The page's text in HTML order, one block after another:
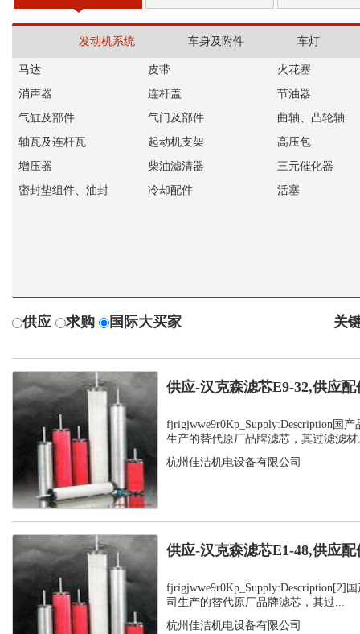
发动机系统 车身及附件 车灯
马达 皮带
火花塞
消声器
连杆盖
节油器
气缸及部件
气门及部件
曲轴、凸轮轴
轴瓦及连杆瓦
起动机支架
高压包
增压器
柴油滤清器
三元催化器
密封垫组件、油封
冷却配件 活塞
供应 求购 国际大买家 关
供应-汉克森滤芯E9-32,供应配
fjrigjwwe9r0Kp_Supply:Description国
生产的替代原厂品牌滤芯，其过滤滤材
杭州佳洁机电设备有限公司
供应-汉克森滤芯E1-48,供应配
fjrigjwwe9r0Kp_Supply:Description[2]
司生产的替代原厂品牌滤芯，其过...
杭州佳洁机电设备有限公司